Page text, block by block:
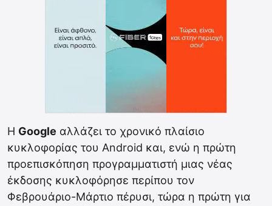
Η Google αλλάζει το χρονικό πλαίσιο
κυκλοφορίας του Android και, ενώ η πρώτη
προεπισκόπηση προγραμματιστή μιας νέας
έκδοσης κυκλοφόρησε περίπου τον
Φεβρουάριο-Μάρτιο πέρυσι, τώρα η πρώτη για